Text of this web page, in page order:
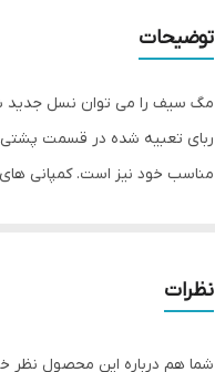
توضیحات
مگ سیف را می توان نسل جدید
ربای تعبیه شده در قسمت پشتی
مناسب خود نیز است. کمپانی های
نظرات
شما هم درباره این محصول نظر